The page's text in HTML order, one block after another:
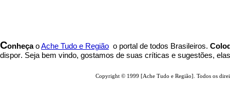
ConheçaoAche Tudo e Região o portal de todos Brasileiros.
dispor. Seja bem vindo, gostamos de suas críticas e sugestões,
Copyright © 1999 [Ache Tudo e Região]. Todos os